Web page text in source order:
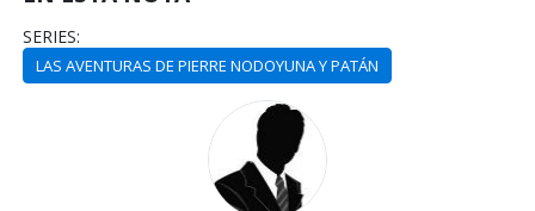
SERIES:
LAS AVENTURAS DE PIERRE NODOYUNA Y PATÁN